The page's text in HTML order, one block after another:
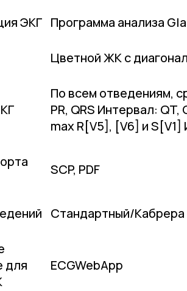
ЭКГ Программа анализа
Цветной ЖК с
По всем отведениям,
PR, QRS Интервал:
max R[V5], [V6] и S[V1]
SCP, PDF
Стандартный/Кабрера
для
ECGWebApp